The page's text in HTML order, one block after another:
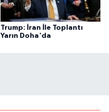
Trump: İran İle Toplantı
Yarın Doha'da